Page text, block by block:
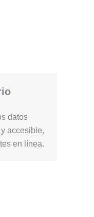
datos
accesible,
en línea.